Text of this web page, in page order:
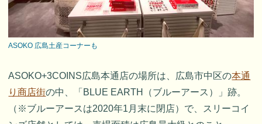
ASOKO 広島土産コーナーも
ASOKO+3COINS広島本通店の場所は、広島市中区の本通
り商店街の中、「BLUE EARTH（ブルーアース）」跡。
（※ブルーアースは2020年1月末に閉店）で、スリーコイ